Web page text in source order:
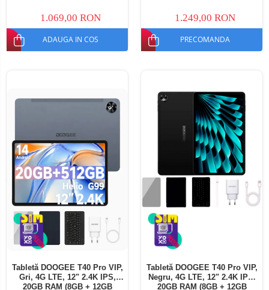
Stylus, Face Unlock, Dual SIM
1.069,00 RON
ADAUGA IN COS
1.249,00 RON
PRECOMANDA
Tabletă DOOGEE T40 Pro VIP,
Gri, 4G LTE, 12" 2.4K IPS,
20GB RAM (8GB + 12GB
Tabletă DOOGEE T40 Pro VIP,
Negru, 4G LTE, 12" 2.4K IPS,
20GB RAM (8GB + 12GB